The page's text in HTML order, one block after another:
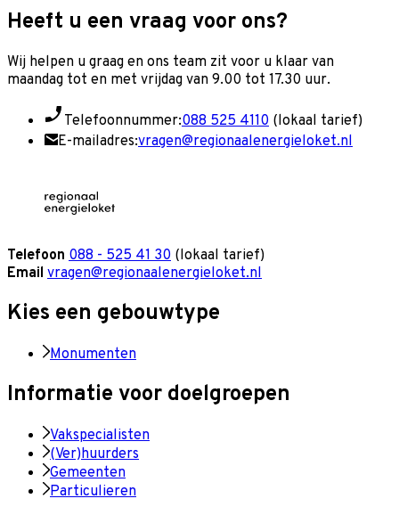
Heeft u een vraag voor ons?
Wij helpen u graag en ons team zit voor u klaar van
maandag tot en met vrijdag van 9.00 tot 17.30 uur.
Telefoonnummer:088 525 4110 (lokaal tarief)
E-mailadres:vragen@regionaalenergieloket.nl
Telefoon 088 - 525 41 30 (lokaal tarief)
Email vragen@regionaalenergieloket.nl
Kies een gebouwtype
Monumenten
Informatie voor doelgroepen
Vakspecialisten
(Ver)huurders
Gemeenten
Particulieren